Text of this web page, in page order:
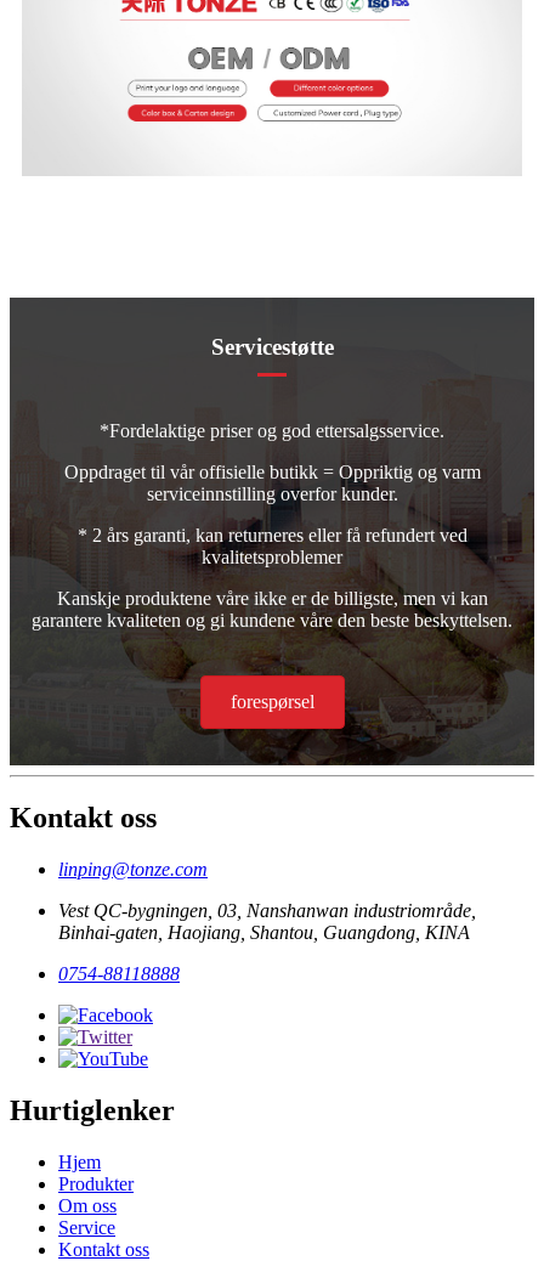
Servicestøtte
*Fordelaktige priser og god ettersalgsservice.
Oppdraget til vår offisielle butikk = Oppriktig og varm
serviceinnstilling overfor kunder.
* 2 års garanti, kan returneres eller få refundert ved
kvalitetsproblemer
Kanskje produktene våre ikke er de billigste, men vi kan
garantere kvaliteten og gi kundene våre den beste beskyttelsen.
forespørsel
Kontakt oss
linping@tonze.com
Vest QC-bygningen, 03, Nanshanwan industriområde,
Binhai-gaten, Haojiang, Shantou, Guangdong, KINA
0754-88118888
Hurtiglenker
Hjem
Produkter
Om oss
Service
Kontakt oss